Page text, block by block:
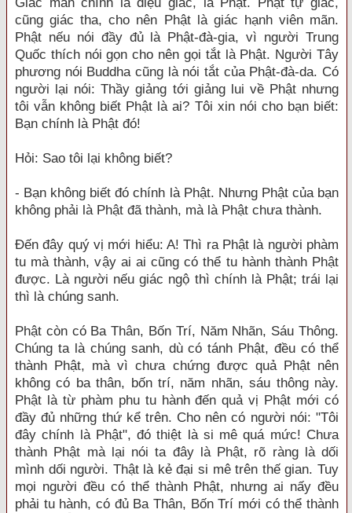
cũng giác tha, cho nên Phật là giác hạnh viên mãn.
Phật nếu nói đầy đủ là Phật-đà-gia, vì người Trung
Quốc thích nói gọn cho nên gọi tắt là Phật. Người Tây
phương nói Buddha cũng là nói tắt của Phật-đà-da. Có
người lại nói: Thầy giảng tới giảng lui về Phật nhưng
tôi vẫn không biết Phật là ai? Tôi xin nói cho bạn biết:
Bạn chính là Phật đó!
Hỏi: Sao tôi lại không biết?
- Bạn không biết đó chính là Phật. Nhưng Phật của bạn
không phải là Phật đã thành, mà là Phật chưa thành.
Đến đây quý vị mới hiểu: A! Thì ra Phật là người phàm
tu mà thành, vậy ai ai cũng có thể tu hành thành Phật
được. Là người nếu giác ngộ thì chính là Phật; trái lại
thì là chúng sanh.
Phật còn có Ba Thân, Bốn Trí, Năm Nhãn, Sáu Thông.
Chúng ta là chúng sanh, dù có tánh Phật, đều có thể
thành Phật, mà vì chưa chứng được quả Phật nên
không có ba thân, bốn trí, năm nhãn, sáu thông này.
Phật là từ phàm phu tu hành đến quả vị Phật mới có
đầy đủ những thứ kể trên. Cho nên có người nói: "Tôi
đây chính là Phật", đó thiệt là si mê quá mức! Chưa
thành Phật mà lại nói ta đây là Phật, rõ ràng là dối
mình dối người. Thật là kẻ đại si mê trên thế gian. Tuy
mọi người đều có thể thành Phật, nhưng ai nấy đều
phải tu hành, có đủ Ba Thân, Bốn Trí mới có thể thành